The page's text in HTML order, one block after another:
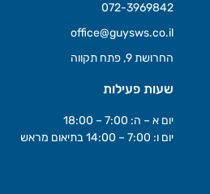
072-3969842
office@guysws.co.il
החרושת 9, פתח תקווה
שעות פעילות
יום א – ה: 7:00 – 18:00
יום ו: 7:00 – 14:00 בתיאום מראש